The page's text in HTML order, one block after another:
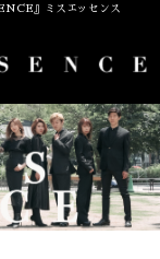
』ミスエッセンス